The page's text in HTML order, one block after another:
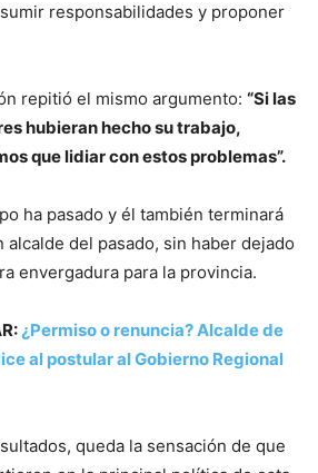
responsabilidades y proponer
repitió el mismo argumento: “Si las
hubieran hecho su trabajo,
que lidiar con estos problemas”.
ha pasado y él también terminará
del pasado, sin haber dejado
envergadura para la provincia.
¿Permiso o renuncia? Alcalde de
al postular al Gobierno Regional
queda la sensación de que